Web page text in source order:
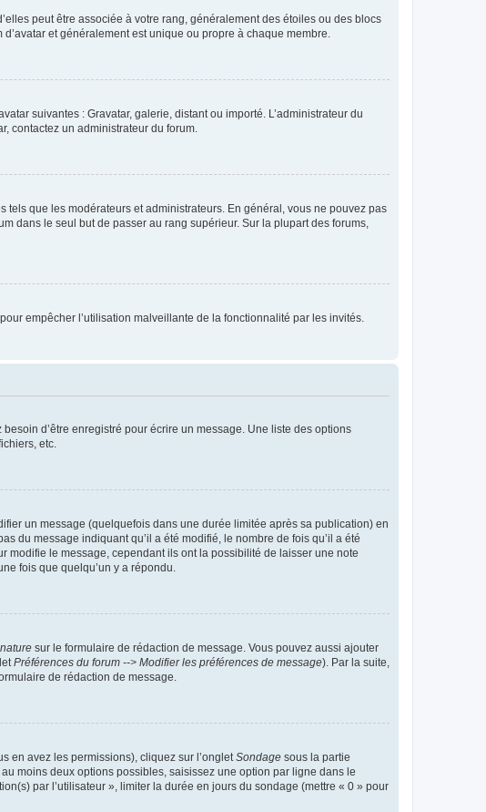
peut être associée à votre rang, généralement des étoiles ou des blocs
et généralement est unique ou propre à chaque membre.
suivantes : Gravatar, galerie, distant ou importé. L’administrateur du
contactez un administrateur du forum.
que les modérateurs et administrateurs. En général, vous ne pouvez pas
dans le seul but de passer au rang supérieur. Sur la plupart des forums,
empêcher l’utilisation malveillante de la fonctionnalité par les invités.
d’être enregistré pour écrire un message. Une liste des options
etc.
un message (quelquefois dans une durée limitée après sa publication) en
du message indiquant qu’il a été modifié, le nombre de fois qu’il a été
modifie le message, cependant ils ont la possibilité de laisser une note
fois que quelqu’un y a répondu.
sur le formulaire de rédaction de message. Vous pouvez aussi ajouter
Préférences du forum --> Modifier les préférences de message). Par la suite,
de rédaction de message.
en avez les permissions), cliquez sur l’onglet Sondage sous la partie
moins deux options possibles, saisissez une option par ligne dans le
par l’utilisateur », limiter la durée en jours du sondage (mettre « 0 » pour